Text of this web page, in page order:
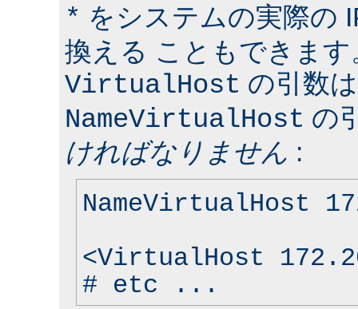
* をシステムの実際の
換える こともできま
VirtualHost の引数は
NameVirtualHost の
ければなりません :
NameVirtualHost
<VirtualHost
# etc ...